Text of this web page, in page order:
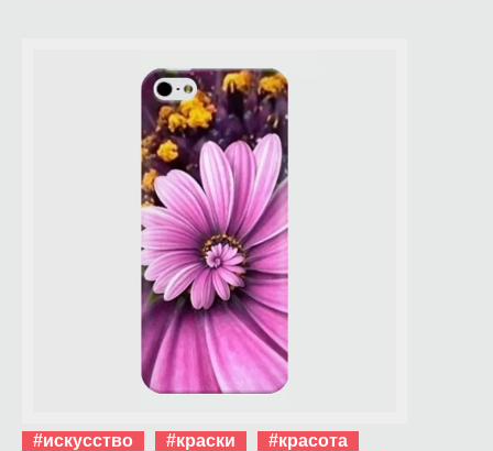
#искусство #краски
#красота